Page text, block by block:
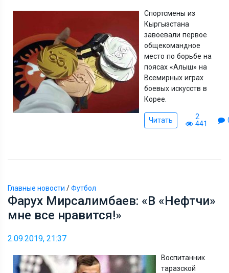
Спортсмены из
Кыргызстана
завоевали первое
общекомандное
место по борьбе на
поясах«Алыш»на
Всемирных играх
боевых искусств в
Корее.
Читать
2
441
Главные новости /Футбол
Фарух Мирсалимбаев: «В «Нефтчи»
мне все нравится!»
2.09.2019, 21:37
Воспитанник
таразской